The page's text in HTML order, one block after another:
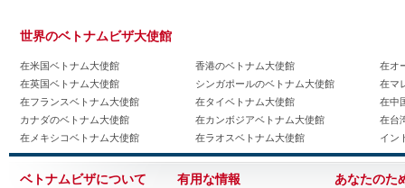
世界のベトナムビザ大使館
在米国ベトナム大使館
在英国ベトナム大使館
在フランスベトナム大使館
カナダのベトナム大使館
在メキシコベトナム大使館
香港のベトナム大使館
シンガポールのベトナム大使館
在タイベトナム大使館
在カンボジアベトナム大使館
在ラオスベトナム大使館
在オ
在マ
在中
在台
イン
ベトナムビザについて 有用な情報 あなたのた